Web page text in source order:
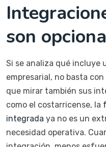
son
Si se analiza qué incluye
empresarial, no basta
que mirar también sus
como el costarricense, la
integrada ya no es un
necesidad operativa.